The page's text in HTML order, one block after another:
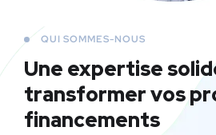
QUI SOMMES-NOUS
Une expertise
transformer vos
financements